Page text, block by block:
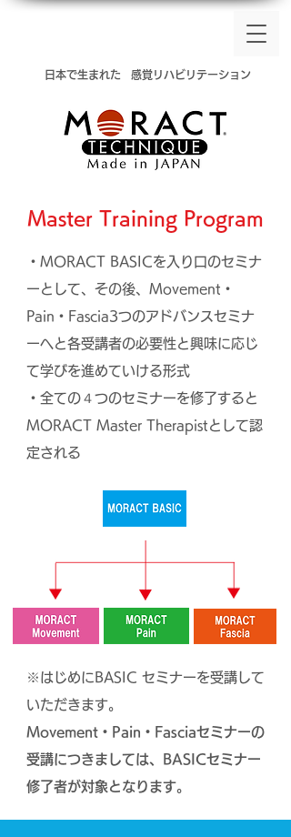
感覚リハビリテーション
​日本で生まれた
​Master Training Program
・MORACT BASICを入り口のセミナ
ーとして、その後、Movement・
Pain・Fascia3つのアドバンスセミナ
ーへと各受講者の必要性と興味に応じ
て学びを進めていける形式
・全ての４つのセミナーを修了すると
MORACT Master Therapistとして認
定される
※ はじめにBASIC セミナーを受講して
いただきます。
​Movement・Pain・Fasciaセミナーの
受講につきましては、BASICセミナー
修了者が対象となります。